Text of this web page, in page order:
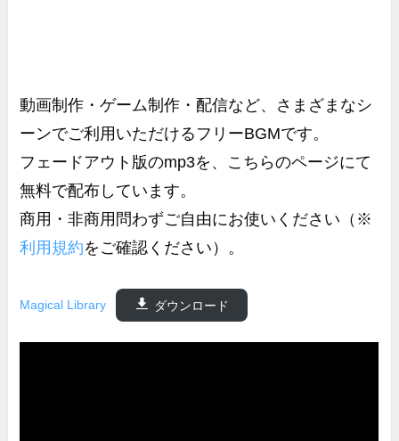
動画制作・ゲーム制作・配信など、さまざまなシ
ーンでご利用いただけるフリーBGMです。
フェードアウト版のmp3を、こちらのページにて
無料で配布しています。
商用・非商用問わずご自由にお使いください（※
利用規約をご確認ください）。
Magical Library ダウンロード